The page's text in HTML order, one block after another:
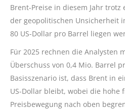
Brent-Preise in diesem Jahr
der geopolitischen Unsicherheit
80 US-Dollar pro Barrel liegen
Für 2025 rechnen die Analysten
Überschuss von 0,4 Mio. Barrel
Basisszenario ist, dass Brent in
US-Dollar bleibt, wobei die hohe
Preisbewegung nach oben